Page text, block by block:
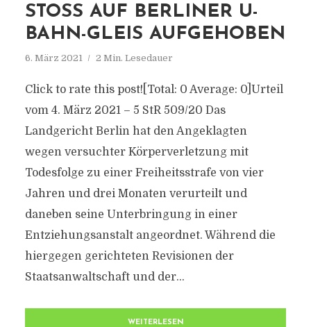
STOSS AUF BERLINER U-B
AHN-GLEIS AUFGEHOBEN
6. März 2021 2 Min. Lesedauer
Click to rate this post![Total: 0 Average: 0]Urteil
vom 4. März 2021 – 5 StR 509/20 Das
Landgericht Berlin hat den Angeklagten
wegen versuchter Körperverletzung mit
Todesfolge zu einer Freiheitsstrafe von vier
Jahren und drei Monaten verurteilt und
daneben seine Unterbringung in einer
Entziehungsanstalt angeordnet. Während die
hiergegen gerichteten Revisionen der
Staatsanwaltschaft und der...
WEITERLESEN